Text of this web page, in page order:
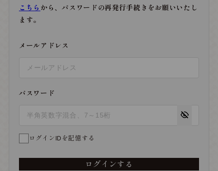
こちら から、パスワードの再発行手続きをお願いいたし
ます。
メールアドレス
パスワード
ログインIDを記憶する
ログインする